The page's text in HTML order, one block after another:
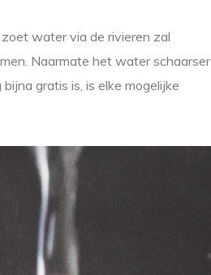
water via de rivieren zal
Naarmate het water schaarser
gratis is, is elke mogelijke